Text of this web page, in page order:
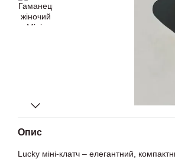
Опис
Lucky міні-клатч – елегантний,